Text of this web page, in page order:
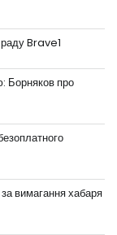
Brave1
Борняков про
вимагання хабаря